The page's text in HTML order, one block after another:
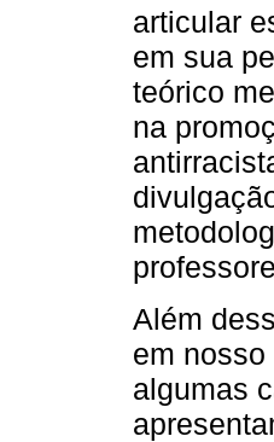
articular
em sua
teórico
na
Além
em
algumas